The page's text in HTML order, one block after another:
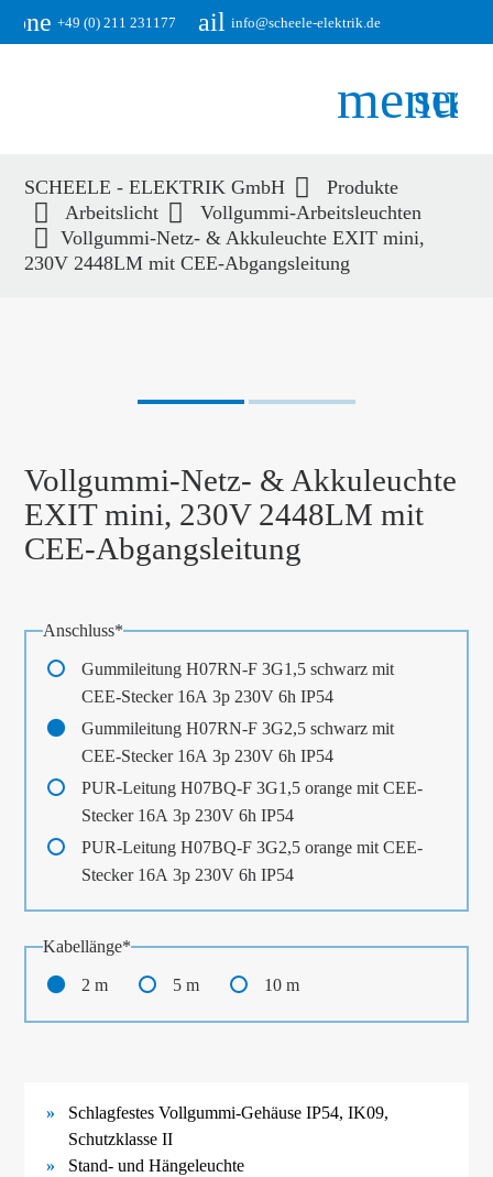
+49 (0) 211 231177email info@scheele-elektrik.de
menu
Suchbegriffe SUCHEN
SCHEELE - ELEKTRIK GmbH
Produkte
Arbeitslicht
Vollgummi-Arbeitsleuchten
Vollgummi-Netz- & Akkuleuchte EXIT mini,
230V 2448LM mit CEE-Abgangsleitung
Vollgummi-Netz- & Akkuleuchte
EXIT mini, 230V 2448LM mit
CEE-Abgangsleitung
Pflichtfeld
Anschluss*
Gummileitung H07RN-F 3G1,5 schwarz mit
CEE-Stecker 16A 3p 230V 6h IP54
Gummileitung H07RN-F 3G2,5 schwarz mit
CEE-Stecker 16A 3p 230V 6h IP54
PUR-Leitung H07BQ-F 3G1,5 orange mit CEE-
Stecker 16A 3p 230V 6h IP54
PUR-Leitung H07BQ-F 3G2,5 orange mit CEE-
Stecker 16A 3p 230V 6h IP54
Pflichtfeld
Kabellänge*
2 m 5 m 10 m
Schlagfestes Vollgummi-Gehäuse IP54, IK09,
Schutzklasse II
Stand- und Hängeleuchte